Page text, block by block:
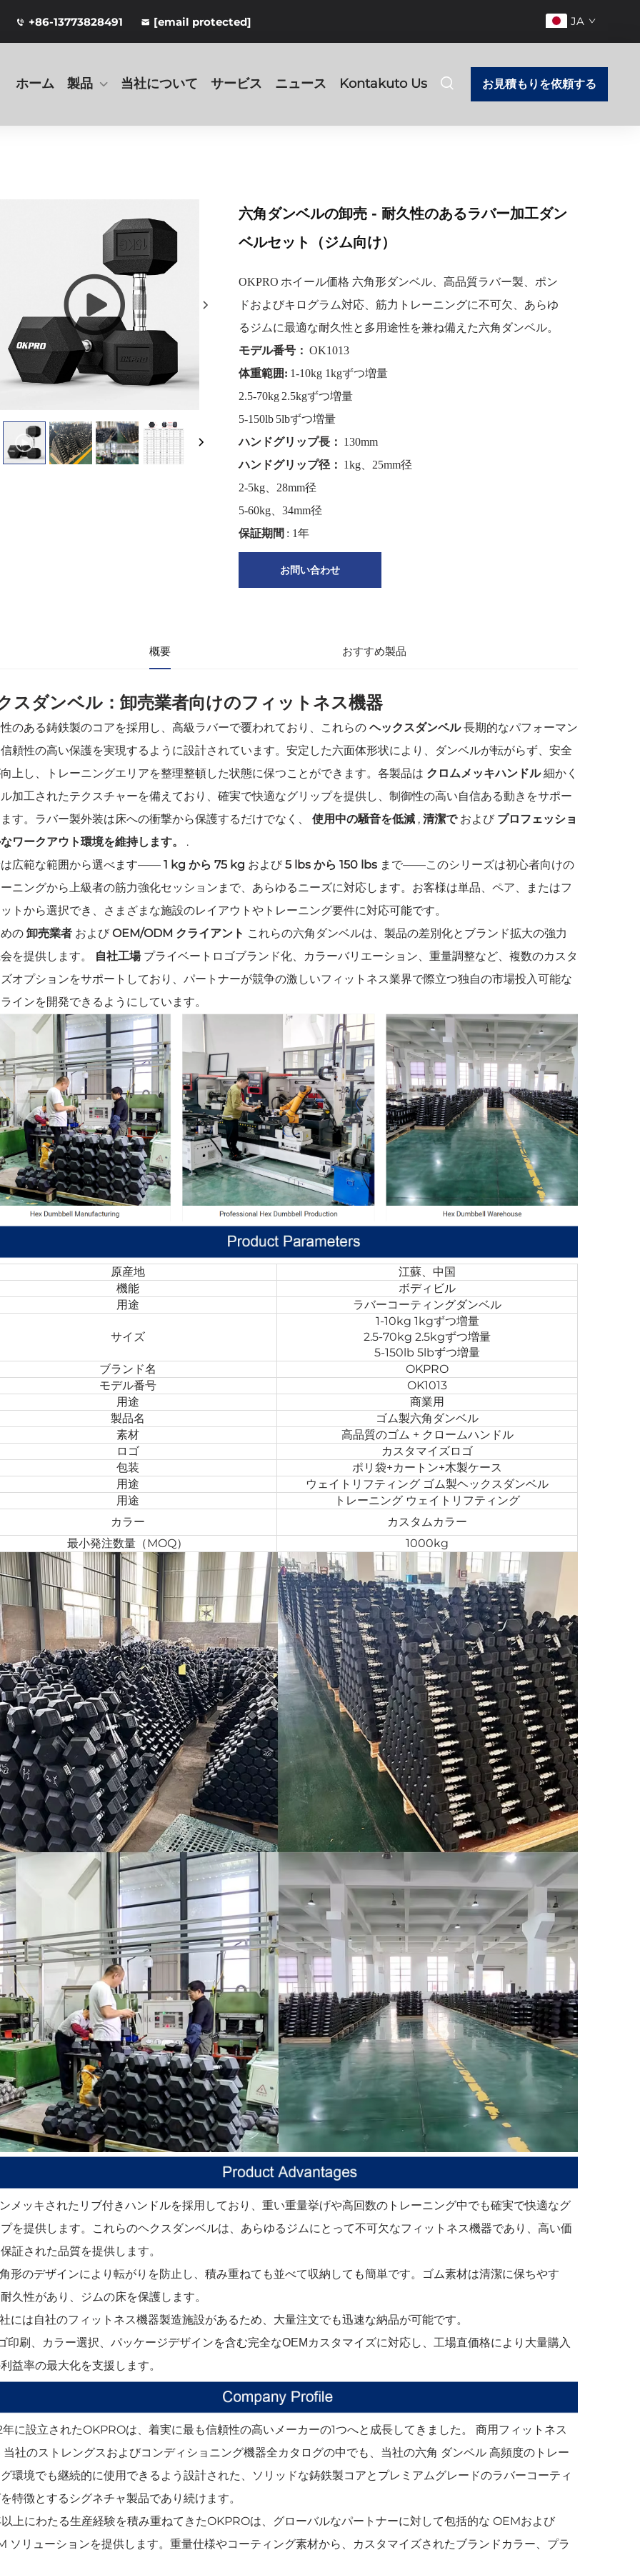
+86-13773828491 [email protected] JA
ホーム 製品 当社について サービス ニュース Kontakuto Us お見積もりを依頼する
六角ダンベルの卸売 - 耐久性のあるラバー加工ダン
ベルセット（ジム向け）
OKPRO ホイール価格 六角形ダンベル、高品質ラバー製、ポン
ドおよびキログラム対応、筋力トレーニングに不可欠、あらゆ
るジムに最適な耐久性と多用途性を兼ね備えた六角ダンベル。
モデル番号：OK1013
体重範囲: 1-10kg 1kgずつ増量
2.5-70kg 2.5kgずつ増量
5-150lb 5lbずつ増量
ハンドグリップ長： 130mm
ハンドグリップ径： 1kg、25mm径
2-5kg、28mm径
5-60kg、34mm径
保証期間 : 1年
お問い合わせ
概要 おすすめ製品
スダンベル：卸売業者向けのフィットネス機器
のある鋳鉄製のコアを採用し、高級ラバーで覆われており、これらの ヘックスダンベル長期的なパフォーマン
頼性の高い保護を実現するように設計されています。安定した六面体形状により、ダンベルが転がらず、安全
上し、トレーニングエリアを整理整頓した状態に保つことができます。各製品は クロムメッキハンドル細かく
加工されたテクスチャーを備えており、確実で快適なグリップを提供し、制御性の高い自信ある動きをサポー
す。ラバー製外装は床への衝撃から保護するだけでなく、 使用中の騒音を低減 , 清潔で および プロフェッショ
ワークアウト環境を維持します。 .
広範な範囲から選べます―― 1 kg から 75 kg および5 lbs から 150 lbs まで――このシリーズは初心者向けの
ニングから上級者の筋力強化セッションまで、あらゆるニーズに対応します。お客様は単品、ペア、またはフ
トから選択でき、さまざまな施設のレイアウトやトレーニング要件に対応可能です。
の 卸売業者 およびOEM/ODM クライアント これらの六角ダンベルは、製品の差別化とブランド拡大の強力
を提供します。
自社工場 プライベートロゴブランド化、カラーバリエーション、重量調整など、複数のカスタ
オプションをサポートしており、パートナーが競争の激しいフィットネス業界で際立つ独自の市場投入可能な
インを開発できるようにしています。
原産地
江蘇、中国
機能
ボディビル
用途
ラバーコーティングダンベル
サイズ
1-10kg 1kgずつ増量
2.5-70kg 2.5kgずつ増量
5-150lb 5lbずつ増量
ブランド名
OKPRO
モデル番号
OK1013
用途
商業用
製品名
ゴム製六角ダンベル
素材
高品質のゴム + クロームハンドル
ロゴ
カスタマイズロゴ
包装
ポリ袋+カートン+木製ケース
用途
ウェイトリフティング ゴム製ヘックスダンベル
用途
トレーニング ウェイトリフティング
カラー
カスタムカラー
最小発注数量（MOQ）
1000kg
メッキされたリブ付きハンドルを採用しており、重い重量挙げや高回数のトレーニング中でも確実で快適なグ
を提供します。これらのヘクスダンベルは、あらゆるジムにとって不可欠なフィットネス機器であり、高い価
証された品質を提供します。
形のデザインにより転がりを防止し、積み重ねても並べて収納しても簡単です。ゴム素材は清潔に保ちやす
久性があり、ジムの床を保護します。
には自社のフィットネス機器製造施設があるため、大量注文でも迅速な納品が可能です。
印刷、カラー選択、パッケージデザインを含む完全なOEMカスタマイズに対応し、工場直価格により大量購入
益率の最大化を支援します。
年に設立されたOKPROは、着実に最も信頼性の高いメーカーの1つへと成長してきました。 商用フィットネス
当社のストレングスおよびコンディショニング機器全カタログの中でも、当社の六角 ダンベル 高頻度のトレー
環境でも継続的に使用できるよう設計された、ソリッドな鋳鉄製コアとプレミアムグレードのラバーコーティ
特徴とするシグネチャ製品であり続けます。
上にわたる生産経験を積み重ねてきたOKPROは、グローバルなパートナーに対して包括的な OEMおよび
ソリューションを提供します。重量仕様やコーティング素材から、カスタマイズされたブランドカラー、プラ